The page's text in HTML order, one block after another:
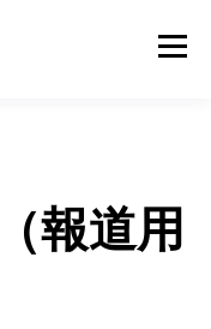
報道用